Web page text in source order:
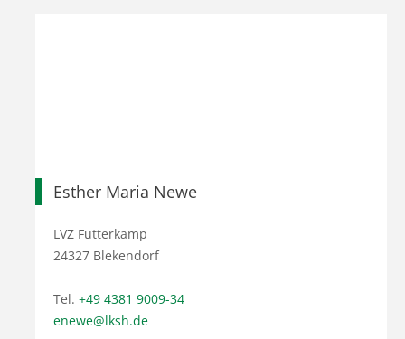
Esther Maria Newe
LVZ Futterkamp
24327 Blekendorf
Tel. +49 4381 9009-34
enewe@lksh.de